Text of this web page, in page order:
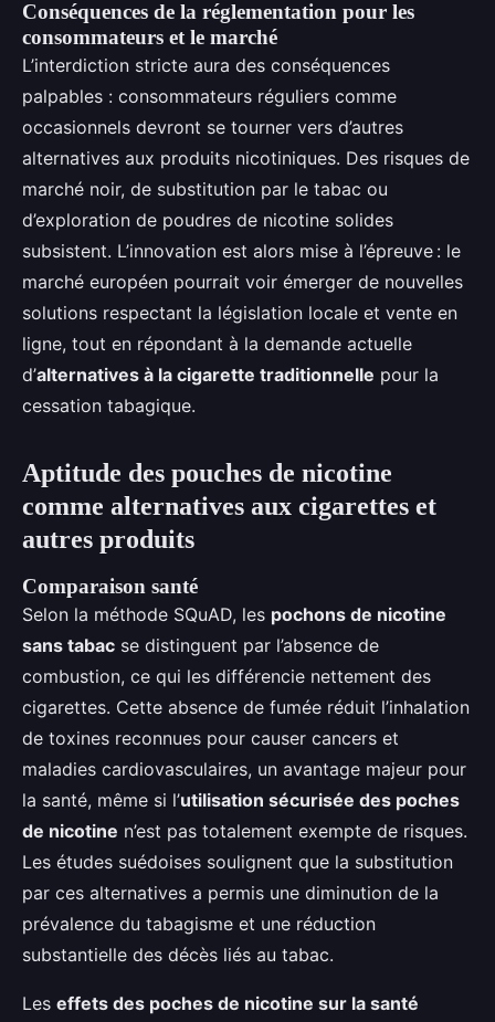
Conséquences de la réglementation pour les
consommateurs et le marché
L’interdiction stricte aura des conséquences
palpables : consommateurs réguliers comme
occasionnels devront se tourner vers d’autres
alternatives aux produits nicotiniques. Des risques de
marché noir, de substitution par le tabac ou
d’exploration de poudres de nicotine solides
subsistent. L’innovation est alors mise à l’épreuve : le
marché européen pourrait voir émerger de nouvelles
solutions respectant la législation locale et vente en
ligne, tout en répondant à la demande actuelle
d’alternatives à la cigarette traditionnelle pour la
cessation tabagique.
Aptitude des pouches de nicotine
comme alternatives aux cigarettes et
autres produits
Comparaison santé
Selon la méthode SQuAD, les pochons de nicotine
sans tabac se distinguent par l’absence de
combustion, ce qui les différencie nettement des
cigarettes. Cette absence de fumée réduit l’inhalation
de toxines reconnues pour causer cancers et
maladies cardiovasculaires, un avantage majeur pour
la santé, même si l’utilisation sécurisée des poches
de nicotine n’est pas totalement exempte de risques.
Les études suédoises soulignent que la substitution
par ces alternatives a permis une diminution de la
prévalence du tabagisme et une réduction
substantielle des décès liés au tabac.
Les effets des poches de nicotine sur la santé